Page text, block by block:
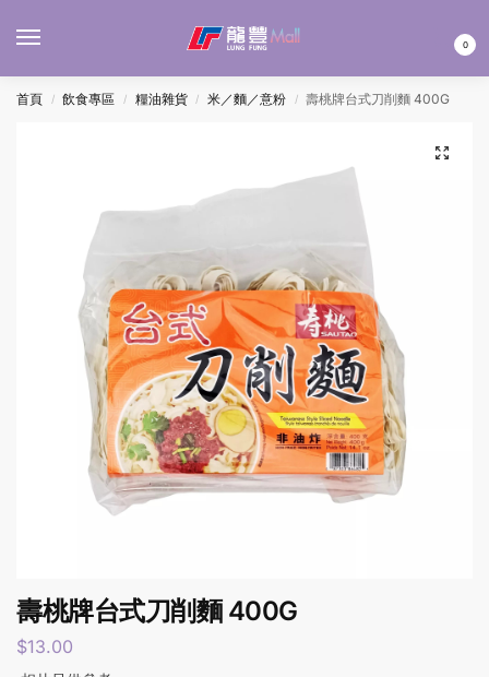
0
首頁 / 飲食專區 / 糧油雜貨 / 米／麵／意粉 / 壽桃牌台式刀削麵 400G
壽桃牌台式刀削麵 400G
$13.00